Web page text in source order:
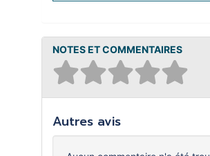
NOTES ET COMMENTAIRES
Autres avis